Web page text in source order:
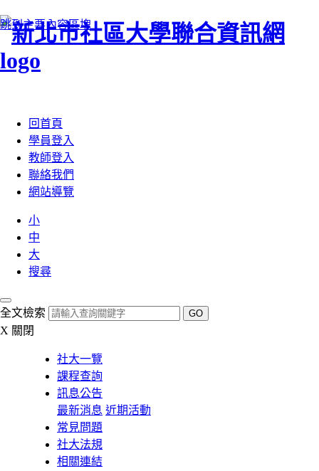
跳到主要內容區塊
回首頁
學員登入
教師登入
聯絡我們
網站導覽
小
中
大
搜尋
全文檢索 GO
X 關閉
社大一覽
課程查詢
訊息公告
最新消息 近期活動
常見問題
社大法規
相關連結